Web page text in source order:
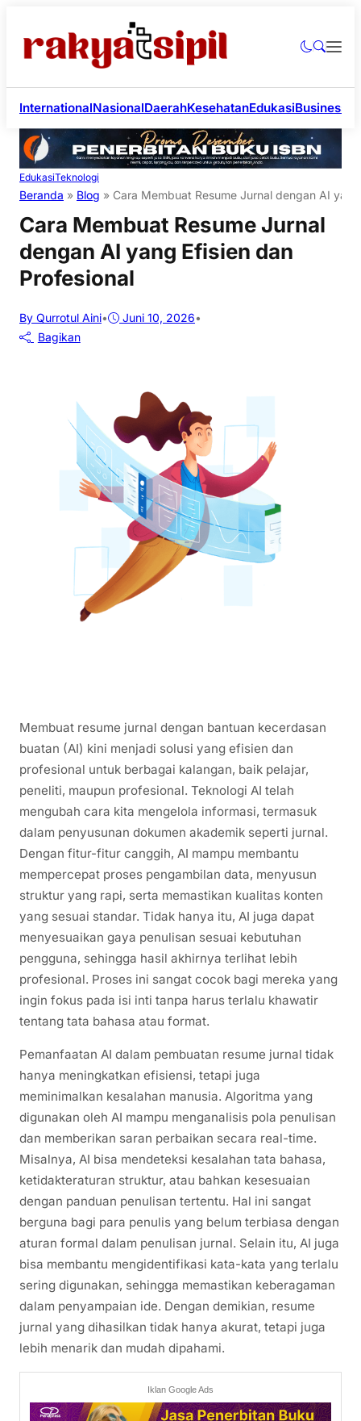
InternationalNasionalDaerahKesehatanEdukasiBusiness
EdukasiTeknologi
Beranda » Blog » Cara Membuat Resume Jurnal dengan AI
Cara Membuat Resume Jurnal
dengan AI yang Efisien dan
Profesional
By Qurrotul Aini• Juni 10, 2026•
Bagikan
Membuat resume jurnal dengan bantuan kecerdasan
buatan (AI) kini menjadi solusi yang efisien dan
profesional untuk berbagai kalangan, baik pelajar,
peneliti, maupun profesional. Teknologi AI telah
mengubah cara kita mengelola informasi, termasuk
dalam penyusunan dokumen akademik seperti jurnal.
Dengan fitur-fitur canggih, AI mampu membantu
mempercepat proses pengambilan data, menyusun
struktur yang rapi, serta memastikan kualitas konten
yang sesuai standar. Tidak hanya itu, AI juga dapat
menyesuaikan gaya penulisan sesuai kebutuhan
pengguna, sehingga hasil akhirnya terlihat lebih
profesional. Proses ini sangat cocok bagi mereka yang
ingin fokus pada isi inti tanpa harus terlalu khawatir
tentang tata bahasa atau format.
Pemanfaatan AI dalam pembuatan resume jurnal tidak
hanya meningkatkan efisiensi, tetapi juga
meminimalkan kesalahan manusia. Algoritma yang
digunakan oleh AI mampu menganalisis pola penulisan
dan memberikan saran perbaikan secara real-time.
Misalnya, AI bisa mendeteksi kesalahan tata bahasa,
ketidakteraturan struktur, atau bahkan kesesuaian
dengan panduan penulisan tertentu. Hal ini sangat
berguna bagi para penulis yang belum terbiasa dengan
aturan formal dalam penulisan jurnal. Selain itu, AI juga
bisa membantu mengidentifikasi kata-kata yang terlalu
sering digunakan, sehingga memastikan keberagaman
dalam penyampaian ide. Dengan demikian, resume
jurnal yang dihasilkan tidak hanya akurat, tetapi juga
lebih menarik dan mudah dipahami.
Iklan Google Ads